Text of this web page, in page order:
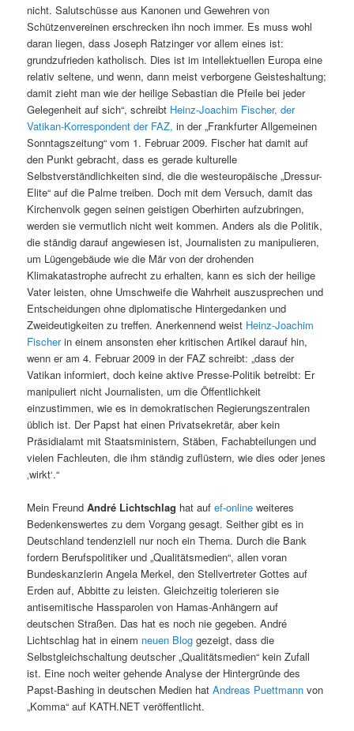
nicht. Salutschüsse aus Kanonen und Gewehren von
Schützenvereinen erschrecken ihn noch immer. Es muss wohl
daran liegen, dass Joseph Ratzinger vor allem eines ist:
grundzufrieden katholisch. Dies ist im intellektuellen Europa eine
relativ seltene, und wenn, dann meist verborgene Geisteshaltung;
damit zieht man wie der heilige Sebastian die Pfeile bei jeder
Gelegenheit auf sich“, schreibt Heinz-Joachim Fischer, der
Vatikan-Korrespondent der FAZ, in der „Frankfurter Allgemeinen
Sonntagszeitung“ vom 1. Februar 2009. Fischer hat damit auf
den Punkt gebracht, dass es gerade kulturelle
Selbstverständlichkeiten sind, die die westeuropäische „Dressur-
Elite“ auf die Palme treiben. Doch mit dem Versuch, damit das
Kirchenvolk gegen seinen geistigen Oberhirten aufzubringen,
werden sie vermutlich nicht weit kommen. Anders als die Politik,
die ständig darauf angewiesen ist, Journalisten zu manipulieren,
um Lügengebäude wie die Mär von der drohenden
Klimakatastrophe aufrecht zu erhalten, kann es sich der heilige
Vater leisten, ohne Umschweife die Wahrheit auszusprechen und
Entscheidungen ohne diplomatische Hintergedanken und
Zweideutigkeiten zu treffen. Anerkennend weist Heinz-Joachim
Fischerin einem ansonsten eher kritischen Artikel darauf hin,
wenn er am 4. Februar 2009 in der FAZ schreibt: „dass der
Vatikan informiert, doch keine aktive Presse-Politik betreibt: Er
manipuliert nicht Journalisten, um die Öffentlichkeit
einzustimmen, wie es in demokratischen Regierungszentralen
üblich ist. Der Papst hat einen Privatsekretär, aber kein
Präsidialamt mit Staatsministern, Stäben, Fachabteilungen und
vielen Fachleuten, die ihm ständig zuflüstern, wie dies oder jenes
‚wirkt‘.“
Mein FreundAndré Lichtschlag hat aufef-online weiteres
Bedenkenswertes zu dem Vorgang gesagt. Seither gibt es in
Deutschland tendenziell nur noch ein Thema. Durch die Bank
fordern Berufspolitiker und „Qualitätsmedien“, allen voran
Bundeskanzlerin Angela Merkel, den Stellvertreter Gottes auf
Erden auf, Abbitte zu leisten. Gleichzeitig tolerieren sie
antisemitische Hassparolen von Hamas-Anhängern auf
deutschen Straßen. Das hat es noch nie gegeben. André
Lichtschlag hat in einem neuen Blog gezeigt, dass die
Selbstgleichschaltung deutscher „Qualitätsmedien“ kein Zufall
ist. Eine noch weiter gehende Analyse der Hintergründe des
Papst-Bashing in deutschen Medien hatAndreas Puettmann von
„Komma“ auf KATH.NET veröffentlicht.